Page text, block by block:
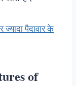
पैदावार के
of